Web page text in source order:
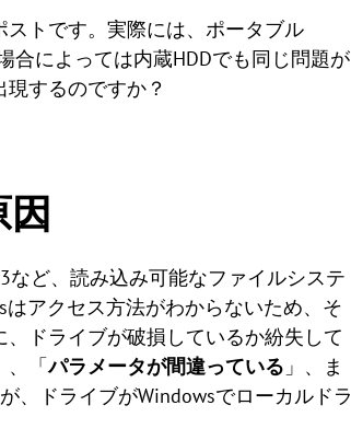
ストです。実際には、ポータブル
合によっては内蔵HDDでも同じ問題が
するのですか？
因
など、読み込み可能なファイルシステ
アクセス方法がわからないため、そ
ドライブが破損しているか紛失して
、「パラメータが間違っている 」、ま
、ドライブがWindowsでローカルドラ